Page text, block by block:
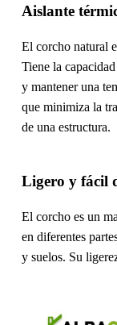
Aislante
El corcho natural
Tiene la
y mantener una
que minimiza la
de una estructura.
Ligero y fácil
El corcho es un
en diferentes
y suelos. Su